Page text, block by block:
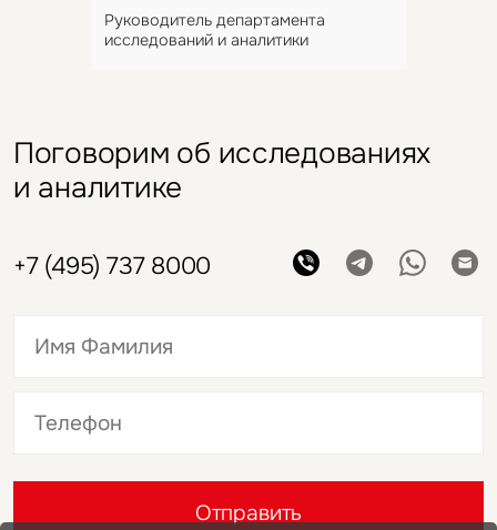
Руководитель департамента
исследований и аналитики
Поговорим об исследованиях
и аналитике
+7 (495) 737 8000
Отправить